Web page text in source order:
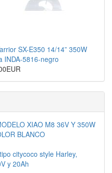
SX-E350 14/14” 350W
INDA-5816-negro
XIAO M8 36V Y 350W
BLANCO
citycoco style Harley,
y 20Ah